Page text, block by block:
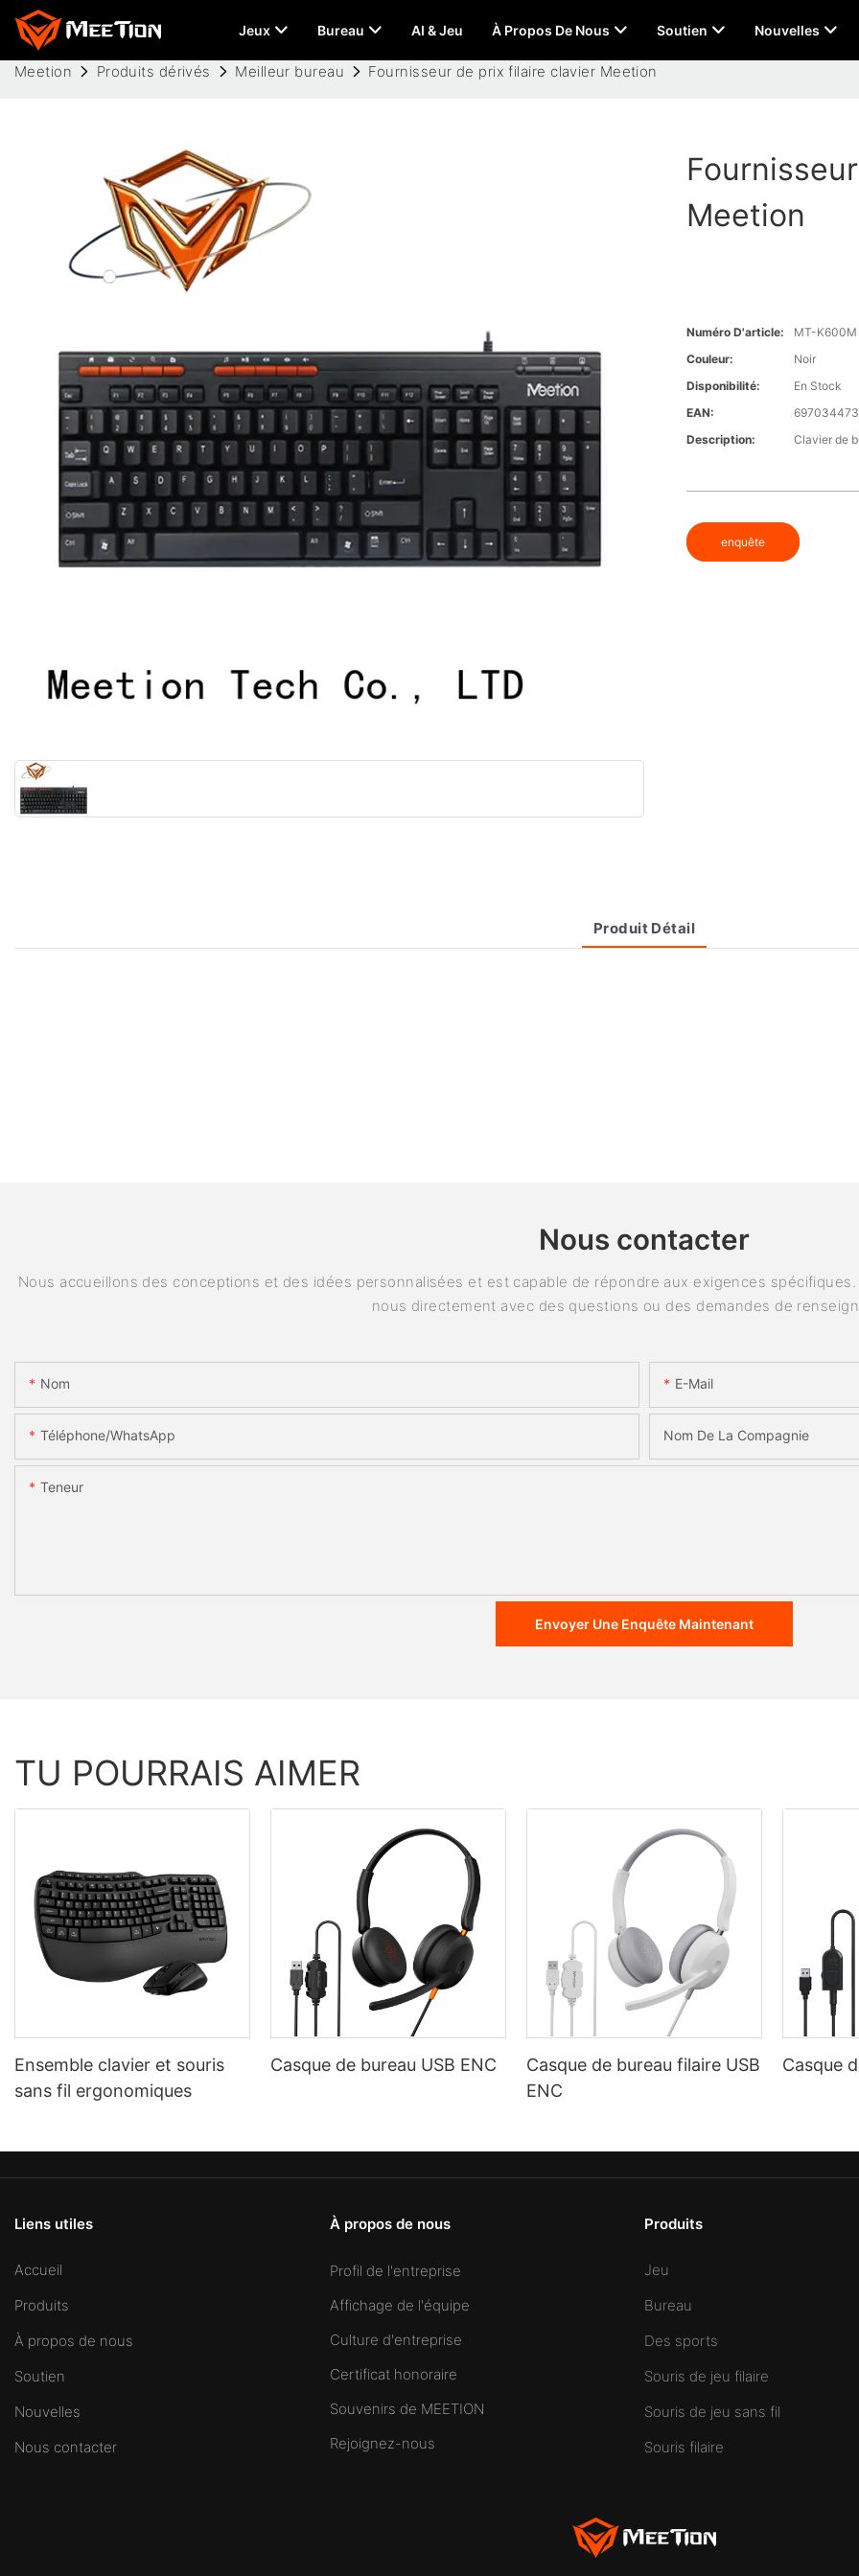
Jeux Bureau AI & Jeu À Propos De Nous Soutien Nouvelles
Meetion Produits dérivés Meilleur bureau Fournisseur de prix filaire clavier Meetion
Meetion
Numéro D'article:
MT-K600M
Couleur:
Noir
Disponibilité:
En Stock
EAN:
Description:
Clavier de
enquête
Produit Détail
Nous contacter
Nous accueillons des conceptions et des idées personnalisées et est capable de répondre aux exigences
nous directement avec des questions ou des demandes de
Nom E-Mail
Téléphone/WhatsApp Nom De La Compagnie
Teneur
Envoyer Une Enquête Maintenant
TU POURRAIS AIMER
Ensemble clavier et souris
sans fil ergonomiques
Casque de bureau USB ENC
Casque de bureau filaire USB
ENC
Casque
Liens utiles
Accueil
Produits
À propos de nous
Soutien
Nouvelles
Nous contacter
À propos de nous
Profil de l'entreprise
Affichage de l'équipe
Culture d'entreprise
Certificat honoraire
Souvenirs de MEETION
Rejoignez-nous
Produits
Jeu
Bureau
Des sports
Souris de jeu filaire
Souris de jeu sans fil
Souris filaire